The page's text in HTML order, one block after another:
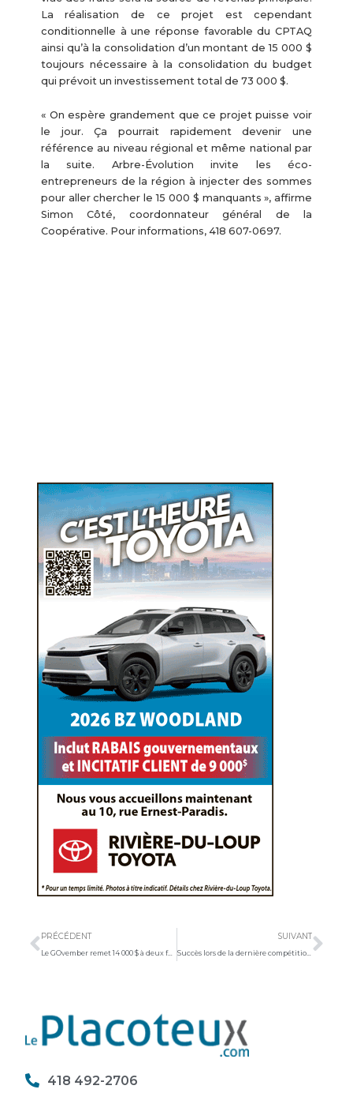
La réalisation de ce projet est cependant
conditionnelle à une réponse favorable du CPTAQ
ainsi qu’à la consolidation d’un montant de 15 000 $
toujours nécessaire à la consolidation du budget
qui prévoit un investissement total de 73 000 $.
« On espère grandement que ce projet puisse voir
le jour. Ça pourrait rapidement devenir une
référence au niveau régional et même national par
la suite. Arbre-Évolution invite les éco-
entrepreneurs de la région à injecter des sommes
pour aller chercher le 15 000 $ manquants », affirme
Simon Côté, coordonnateur général de la
Coopérative. Pour informations, 418 607-0697.
PRÉCÉDENT
Le GOvember remet 14 000 $ à deux fondations régionales
SUIVANT
Succès lors de la dernière compétition régionale des gymnastes du club GYMAGINE
418 492-2706